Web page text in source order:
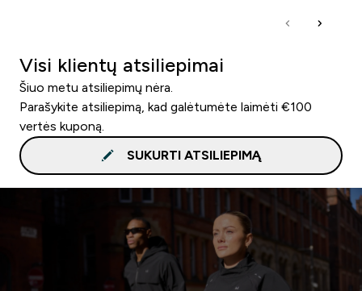
Visi klientų atsiliepimai
Šiuo metu atsiliepimų nėra.
Parašykite atsiliepimą, kad galėtumėte laimėti €100
vertės kuponą.
SUKURTI ATSILIEPIMĄ